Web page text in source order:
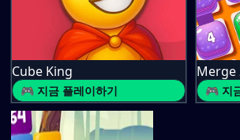
Cube King
🎮 지금 플레이하기
Merge
🎮 지